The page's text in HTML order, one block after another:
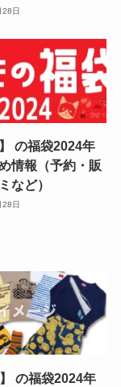
日
の福袋2024年
情報（予約・販
など）
日
】 の福袋2024年